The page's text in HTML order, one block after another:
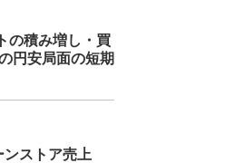
の積み増し・買
円安局面の短期
ストア売上